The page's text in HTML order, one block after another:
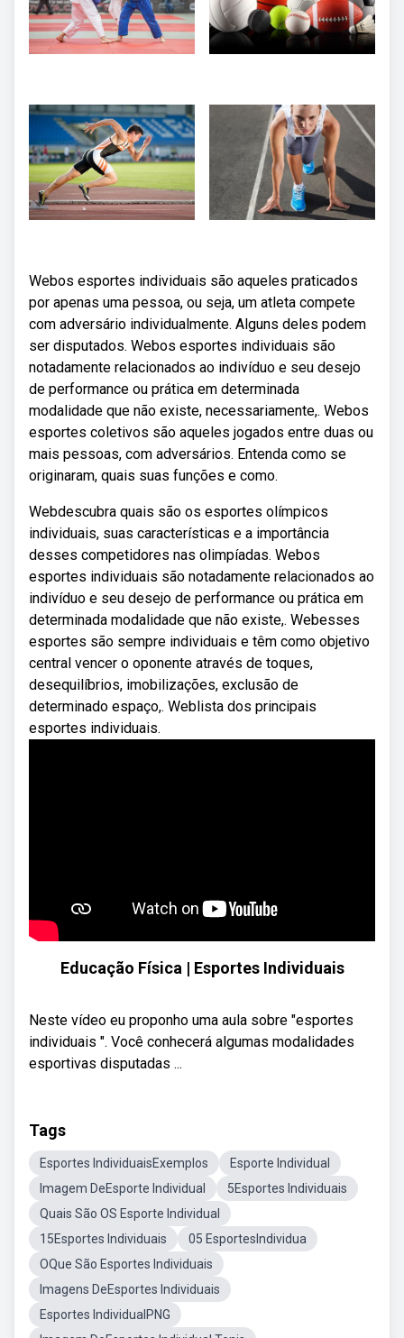
Webos esportes individuais são aqueles praticados
por apenas uma pessoa, ou seja, um atleta compete
com adversário individualmente. Alguns deles podem
ser disputados. Webos esportes individuais são
notadamente relacionados ao indivíduo e seu desejo
de performance ou prática em determinada
modalidade que não existe, necessariamente,. Webos
esportes coletivos são aqueles jogados entre duas ou
mais pessoas, com adversários. Entenda como se
originaram, quais suas funções e como.
Webdescubra quais são os esportes olímpicos
individuais, suas características e a importância
desses competidores nas olimpíadas. Webos
esportes individuais são notadamente relacionados ao
indivíduo e seu desejo de performance ou prática em
determinada modalidade que não existe,. Webesses
esportes são sempre individuais e têm como objetivo
central vencer o oponente através de toques,
desequilíbrios, imobilizações, exclusão de
determinado espaço,. Weblista dos principais
esportes individuais.
Educação Física | Esportes Individuais
Neste vídeo eu proponho uma aula sobre "esportes
individuais ". Você conhecerá algumas modalidades
esportivas disputadas ...
Tags
Esportes IndividuaisExemplos
Esporte Individual
Imagem DeEsporte Individual
5Esportes Individuais
Quais São OS Esporte Individual
15Esportes Individuais
05 EsportesIndividua
OQue São Esportes Individuais
Imagens DeEsportes Individuais
Esportes IndividualPNG